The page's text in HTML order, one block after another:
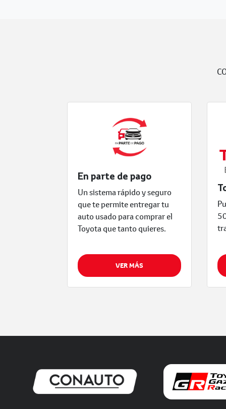
En parte de pago
Un sistema rápido y seguro
que te permite entregar tu
auto usado para comprar el
Toyota que tanto quieres.
VER MÁS